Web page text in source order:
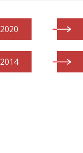
2020
2014